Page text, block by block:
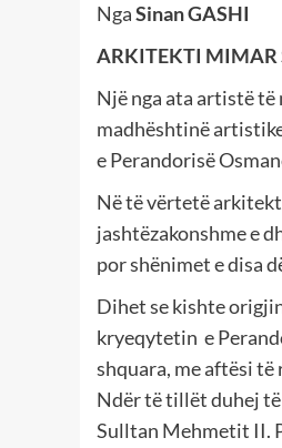
NgaSinan GASHI
ARKITEKTI MIMAR
Një nga ata artistë të
madhështinë
e Perandorisë
Në të vërtetë arkitekt
jashtëzakonshme e
por shënimet e disa
Dihet se kishte
kryeqytetin e
shquara, me aftësi
Ndër të tillët duhej
Sulltan Mehmetit II.